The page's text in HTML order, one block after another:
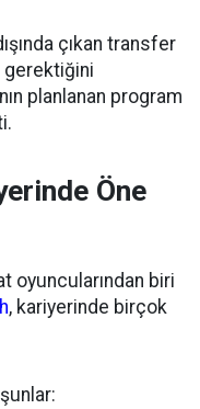
çıkan transfer
gerektiğini
planlanan program
Öne
oyuncularından biri
, kariyerinde birçok